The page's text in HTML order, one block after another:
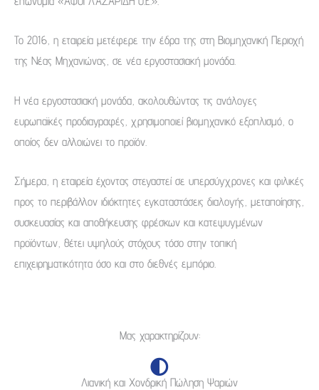
Το 2016, η εταιρεία μετέφερε την έδρα της στη Βιομηχανική Περιοχή
της Νέας Μηχανιώνας, σε νέα εργοστασιακή μονάδα.
Η νέα εργοστασιακή μονάδα, ακολουθώντας τις ανάλογες
ευρωπαϊκές προδιαγραφές, χρησιμοποιεί βιομηχανικό εξοπλισμό, ο
οποίος δεν αλλοιώνει το προϊόν.
Σήμερα, η εταιρεία έχοντας στεγαστεί σε υπερσύγχρονες και φιλικές
προς το περιβάλλον ιδιόκτητες εγκαταστάσεις διαλογής, μεταποίησης,
συσκευασίας και αποθήκευσης φρέσκων και κατεψυγμένων
προϊόντων, θέτει υψηλούς στόχους τόσο στην τοπική
επιχειρηματικότητα όσο και στο διεθνές εμπόριο.
Μας χαρακτηρίζουν:
Λιανική και Χονδρική Πώληση Ψαριών